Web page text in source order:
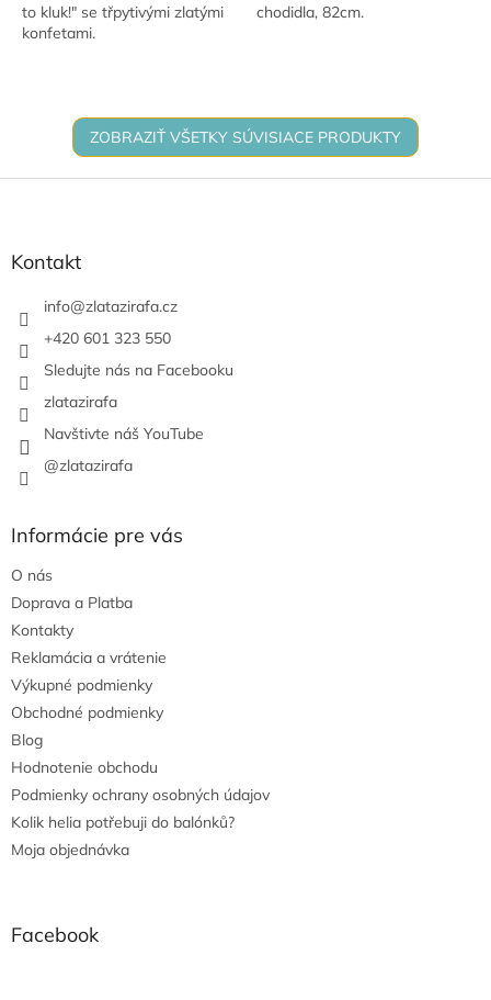
to kluk!" se třpytivými zlatými
konfetami.
chodidla, 82cm.
ZOBRAZIŤ VŠETKY SÚVISIACE PRODUKTY
Z
Kontakt
info@zlatazirafa.cz
+420 601 323 550
Sledujte nás na Facebooku
zlatazirafa
Navštivte náš YouTube
@zlatazirafa
Informácie pre vás
O nás
Doprava a Platba
Kontakty
Reklamácia a vrátenie
Výkupné podmienky
Obchodné podmienky
Blog
Hodnotenie obchodu
Podmienky ochrany osobných údajov
Kolik helia potřebuji do balónků?
Moja objednávka
Facebook